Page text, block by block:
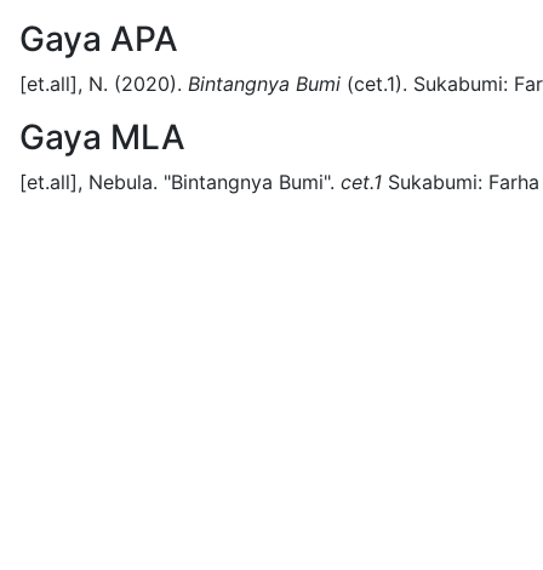
Gaya APA
[et.all], N. (2020). Bintangnya Bumi (cet.1). Sukabumi:
Gaya MLA
[et.all], Nebula. "Bintangnya Bumi". cet.1 Sukabumi: